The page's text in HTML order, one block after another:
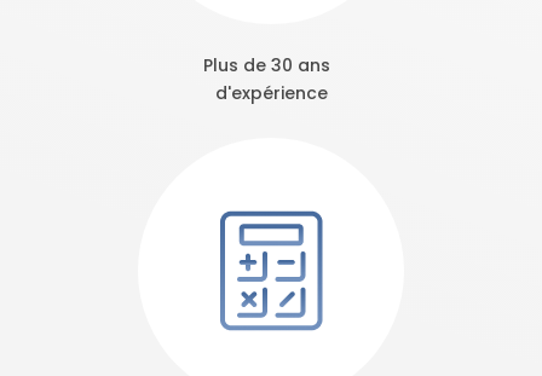
Plus de 30 ans
d'expérience